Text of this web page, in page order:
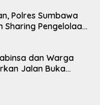
Polres Sumbawa
Sharing Pengelolaan
dan Warga
Jalan Buka